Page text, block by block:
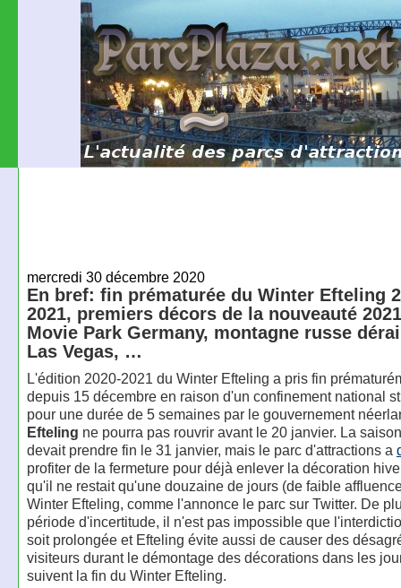
mercredi 30 décembre 2020
En bref: fin prématurée du Winter Efteling
2021, premiers décors de la nouveauté
Movie Park Germany, montagne russe
Las Vegas, …
L'édition 2020-2021 du Winter Efteling a pris fin
depuis 15 décembre en raison d'un confinement national
pour une durée de 5 semaines par le gouvernement
Efteling ne pourra pas rouvrir avant le 20 janvier. La
devait prendre fin le 31 janvier, mais le parc d'attractions a
profiter de la fermeture pour déjà enlever la décoration
qu'il ne restait qu'une douzaine de jours (de faible
Winter Efteling, comme l'annonce le parc sur Twitter. De
période d'incertitude, il n'est pas impossible que
soit prolongée et Efteling évite aussi de causer des
visiteurs durant le démontage des décorations dans les
suivent la fin du Winter Efteling.